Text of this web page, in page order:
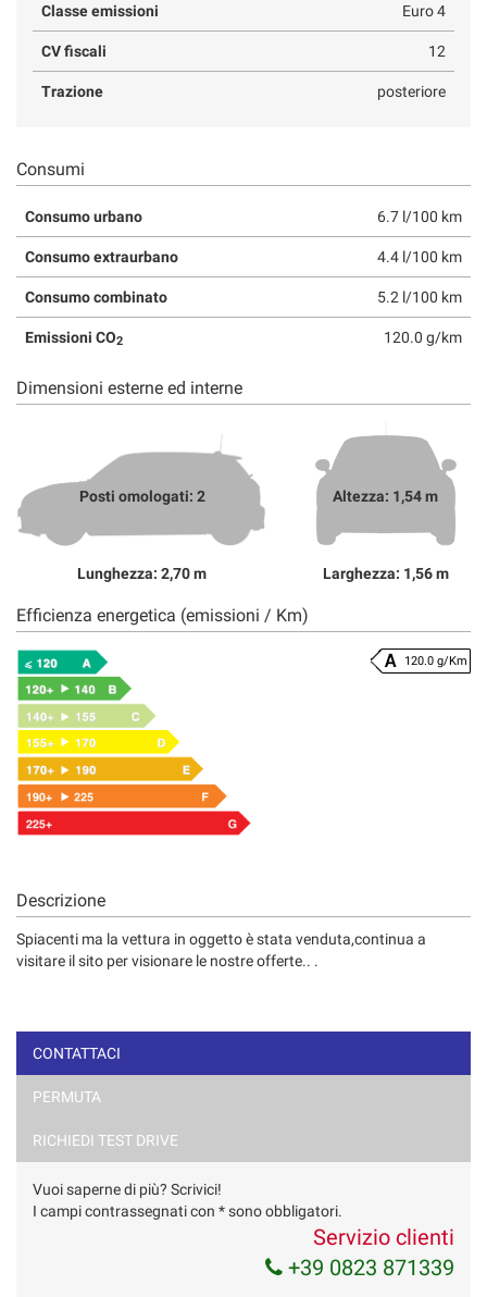
Classe emissioni Euro 4
CV fiscali 12
Trazione posteriore
Consumi
Consumo urbano 6.7 l/100 km
Consumo extraurbano 4.4 l/100 km
Consumo combinato 5.2 l/100 km
Emissioni CO2 120.0 g/km
Dimensioni esterne ed interne
Posti omologati: 2
Lunghezza: 2,70 m
Altezza: 1,54 m
Larghezza: 1,56 m
Efficienza energetica (emissioni / Km)
120.0 g/Km
Descrizione
Spiacenti ma la vettura in oggetto è stata venduta,continua a
visitare il sito per visionare le nostre offerte.. .
CONTATTACI
PERMUTA
RICHIEDI TEST DRIVE
Vuoi saperne di più? Scrivici!
I campi contrassegnati con * sono obbligatori.
Servizio clienti
+39 0823 871339